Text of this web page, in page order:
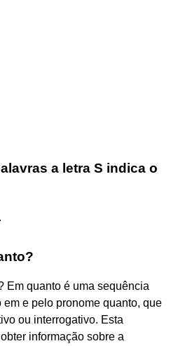
a letra S indica o
Em quanto é uma sequência
e pelo pronome quanto, que
ou interrogativo. Esta
informação sobre a